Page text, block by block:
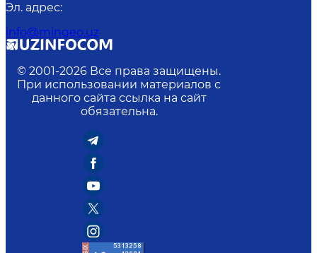
Эл. адрес:
info@mingeo.uz
© 2001-2026 Все права защищены.
При использовании материалов с
данного сайта ссылка на сайт
обязательна.